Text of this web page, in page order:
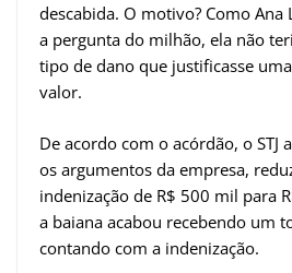
descabida. O motivo? Como Ana
a pergunta do milhão, ela não
tipo de dano que justificasse
valor.
De acordo com o acórdão, o STJ
os argumentos da empresa,
indenização de R$ 500 mil para
a baiana acabou recebendo um
contando com a indenização.